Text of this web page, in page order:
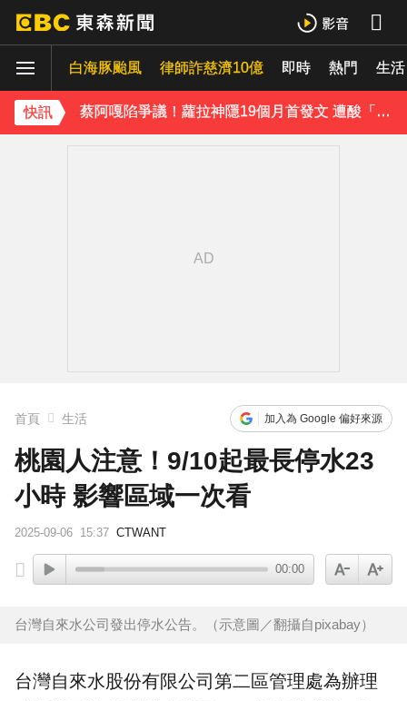
白海豚颱風 律師詐慈濟10億 即時 熱門 生活
快訊
女星告別9年演藝圈！轉行當計程車司機 曝收入：比演員賺更多
蔡阿嘎陷爭議！蘿拉神隱19個月首發文 遭酸「詐騙集團回歸」回應了
首頁 生活 加入為 Google 偏好來源
桃園人注意！9/10起最長停水23
小時 影響區域一次看
2025-09-06 15:37 CTWANT
00:00
台灣自來水公司發出停水公告。（示意圖／翻攝自pixabay）
台灣自來水股份有限公司第二區管理處為辦理